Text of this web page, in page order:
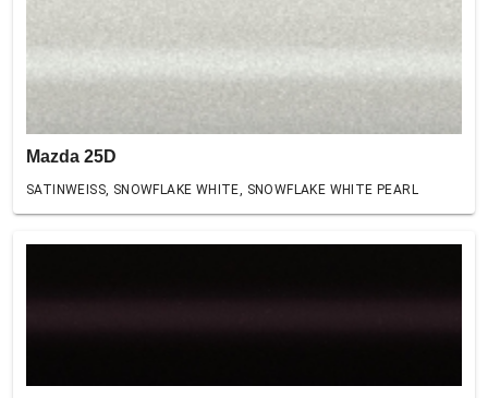
Mazda 25D
SATINWEISS, SNOWFLAKE WHITE, SNOWFLAKE WHITE PEARL